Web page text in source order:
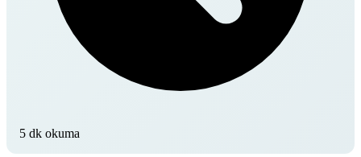
5 dk okuma